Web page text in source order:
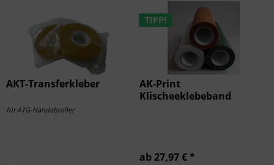
AKT-Transferkleber
für ATG-Handabroller
TIPP!
AK-Print
Klischeeklebeband
ab 27,97 € *